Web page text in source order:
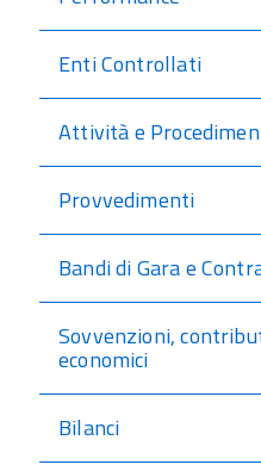
Enti Controllati
Attività e
Provvedimenti
Bandi di Gara e
Sovvenzioni,
economici
Bilanci